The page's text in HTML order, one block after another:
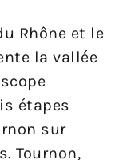
Rhône et le
la vallée
étapes
sur
Tournon,